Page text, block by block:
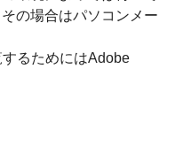
の場合はパソコンメー
るためにはAdobe